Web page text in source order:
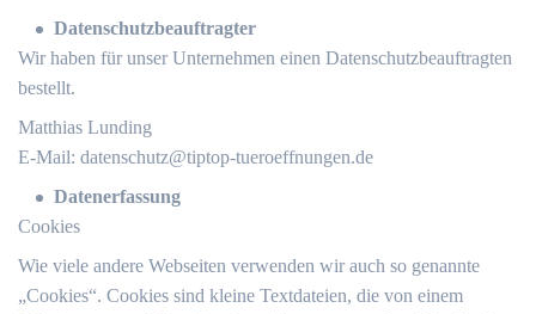
Datenschutzbeauftragter
Wir haben für unser Unternehmen einen Datenschutzbeauftragten
bestellt.
Matthias Lunding
E-Mail: datenschutz@tiptop-tueroeffnungen.de
Datenerfassung
Cookies
Wie viele andere Webseiten verwenden wir auch so genannte
„Cookies“. Cookies sind kleine Textdateien, die von einem